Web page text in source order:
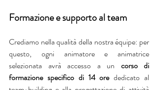
Formazione e supporto al team
Crediamo nella qualità della nostra équipe: per
questo, ogni animatore e animatrice
selezionata avrà accesso a un corso di
formazione specifico di 14 ore dedicato al